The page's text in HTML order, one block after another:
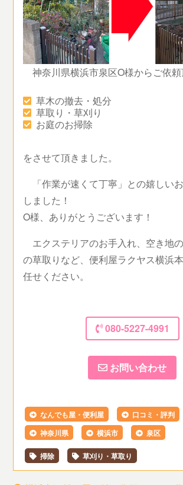
神奈川県横浜市泉区O様からご依頼
草木の撤去・処分
草取り・草刈り
お庭のお掃除
をさせて頂きました。
「作業が速くて丁寧」との嬉しい
しました！
O様、ありがとうございます！
エクステリアのお手入れ、空き地
の草取りなど、便利屋ラクヤス横浜
任せください。
080-5227-4991
お問い合わせ
なんでも屋・便利屋
口コミ・評判
神奈川県
横浜市 泉区
掃除 草刈り・草取り